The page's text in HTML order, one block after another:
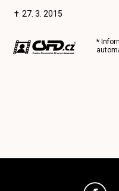
✝ 27. 3. 2015
*